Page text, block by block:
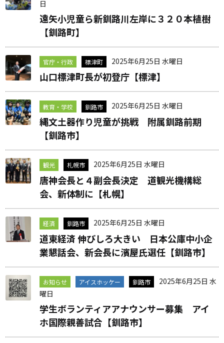
日
遠矢小児童ら新釧路川左岸に３２０本植樹
【釧路町】
官庁・行政 標津町 2025年6月25日 水曜日
山口標津町長が初登庁【標津】
教育・学校 釧路市 2025年6月25日 水曜日
縄文土器作り児童が挑戦 附属釧路前期
【釧路市】
観光 札幌市 2025年6月25日 水曜日
唐神会長と４副会長決定 道観光機構総
会、新体制に【札幌】
経済 釧路市 2025年6月25日 水曜日
道東経済 伸びしろ大きい 日本公庫中小企
業懇話会、新会長に濱屋氏選任【釧路市】
お知らせ アイスホッケー 釧路市
2025年6月25日 水
曜日
学生ボランティアアナウンサー募集 アイ
ホ国際親善試合【釧路市】